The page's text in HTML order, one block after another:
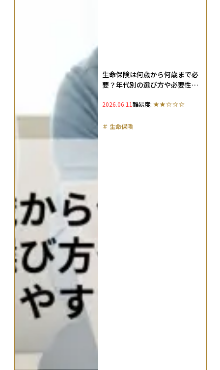
生命保険は何歳から何歳まで必
要？年代別の選び方や必要性を
2026.06.11難易度:
＃ 生命保険